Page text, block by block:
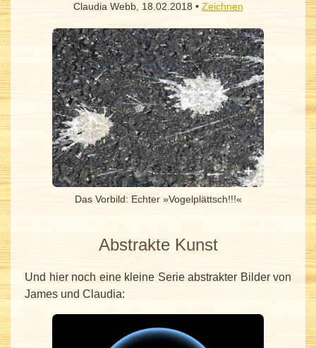
Claudia Webb, 18.02.2018 • Zeichnen
Das Vorbild: Echter »Vogelplättsch!!!«
Abstrakte Kunst
Und hier noch eine kleine Serie abstrakter Bilder von
James und Claudia: